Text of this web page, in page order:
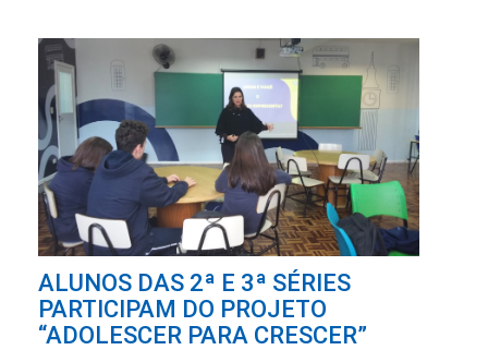
ALUNOS DAS 2ª E 3ª SÉRIES
PARTICIPAM DO PROJETO
“ADOLESCER PARA CRESCER”